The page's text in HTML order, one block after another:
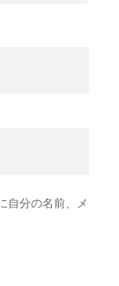
自分の名前、メ